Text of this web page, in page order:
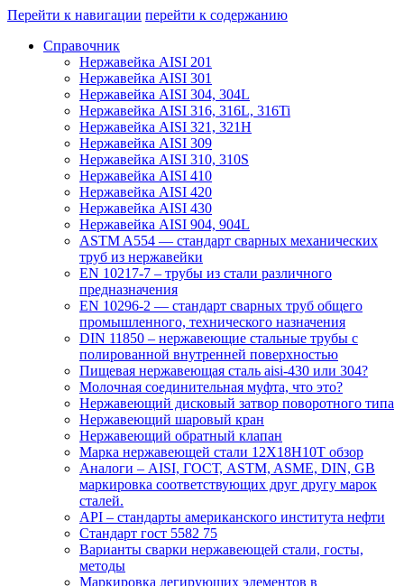
Перейти к навигации перейти к содержанию
Справочник
Нержавейка AISI 201
Нержавейка AISI 301
Нержавейка AISI 304, 304L
Нержавейка AISI 316, 316L, 316Ti
Нержавейка AISI 321, 321H
Нержавейка AISI 309
Нержавейка AISI 310, 310S
Нержавейка AISI 410
Нержавейка AISI 420
Нержавейка AISI 430
Нержавейка AISI 904, 904L
ASTM A554 — стандарт сварных механических
труб из нержавейки
EN 10217-7 – трубы из стали различного
предназначения
EN 10296-2 — стандарт сварных труб общего
промышленного, технического назначения
DIN 11850 – нержавеющие стальные трубы с
полированной внутренней поверхностью
Пищевая нержавеющая сталь aisi-430 или 304?
Молочная соединительная муфта, что это?
Нержавеющий дисковый затвор поворотного типа
Нержавеющий шаровый кран
Нержавеющий обратный клапан
Марка нержавеющей стали 12Х18Н10Т обзор
Аналоги – AISI, ГОСТ, ASTM, ASME, DIN, GB
маркировка соответствующих друг другу марок
сталей.
API – стандарты американского института нефти
Стандарт гост 5582 75
Варианты сварки нержавеющей стали, госты,
методы
Маркировка легирующих элементов в